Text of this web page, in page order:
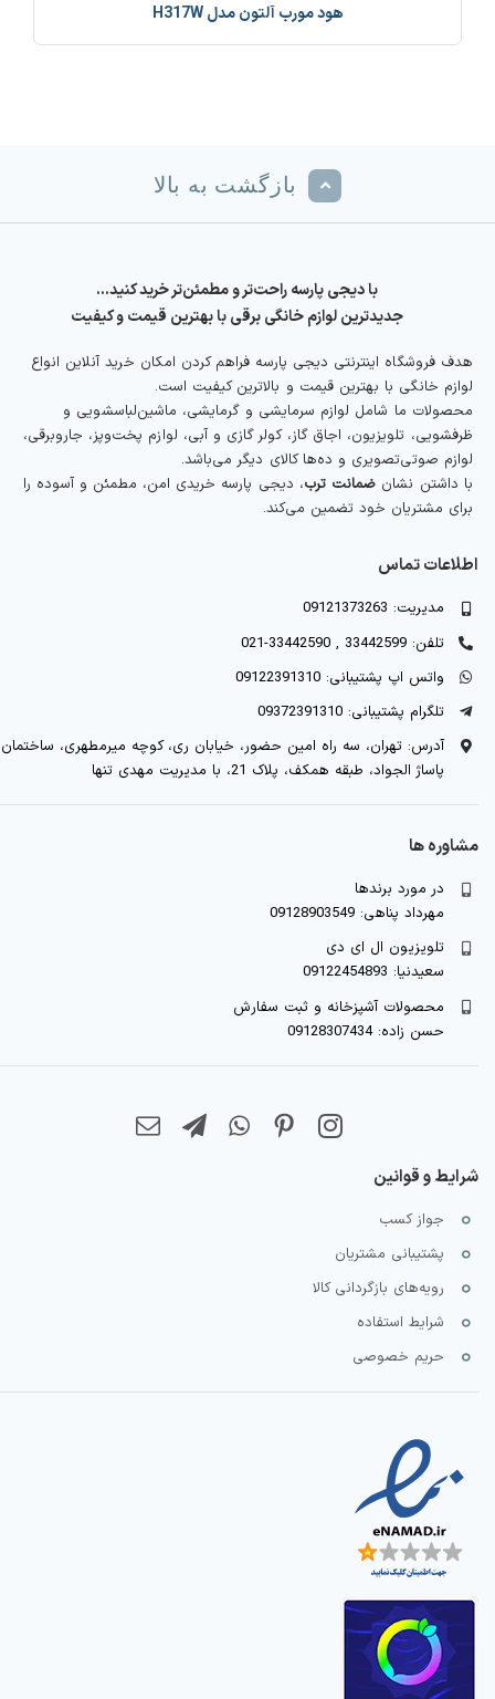
هود مورب آلتون مدل H317W
بازگشت به بالا
با دیجی پارسه راحت‌تر و مطمئن‌تر خرید کنید…
جدیدترین لوازم خانگی برقی با بهترین قیمت و کیفیت
هدف فروشگاه اینترنتی دیجی پارسه فراهم کردن امکان خرید آنلاین انواع
لوازم خانگی با بهترین قیمت و بالاترین کیفیت است.
محصولات ما شامل لوازم سرمایشی و گرمایشی، ماشین‌لباسشویی و
ظرفشویی، تلویزیون، اجاق گاز، کولر گازی و آبی، لوازم پخت‌وپز، جاروبرقی،
لوازم صوتی‌تصویری و ده‌ها کالای دیگر می‌باشد.
با داشتن نشان ضمانت ترب، دیجی پارسه خریدی امن، مطمئن و آسوده را
برای مشتریان خود تضمین می‌کند.
اطلاعات تماس
مدیریت: 09121373263
تلفن: 33442599 , 33442590-021
واتس اپ پشتیبانی: 09122391310
تلگرام پشتیبانی: 09372391310
آدرس: تهران، سه راه امین حضور، خیابان ری، کوچه میرمطهری، ساختمان
پاساژ الجواد، طبقه همکف، پلاک 21، با مدیریت مهدی تنها
مشاوره ها
در مورد برندها
مهرداد پناهی: 09128903549
تلویزیون ال ای دی
سعیدنیا: 09122454893
محصولات آشپزخانه و ثبت سفارش
حسن زاده: 09128307434
شرایط و قوانین
جواز کسب
پشتیبانی مشتریان
رویه‌های بازگردانی کالا
شرایط استفاده
حریم خصوصی